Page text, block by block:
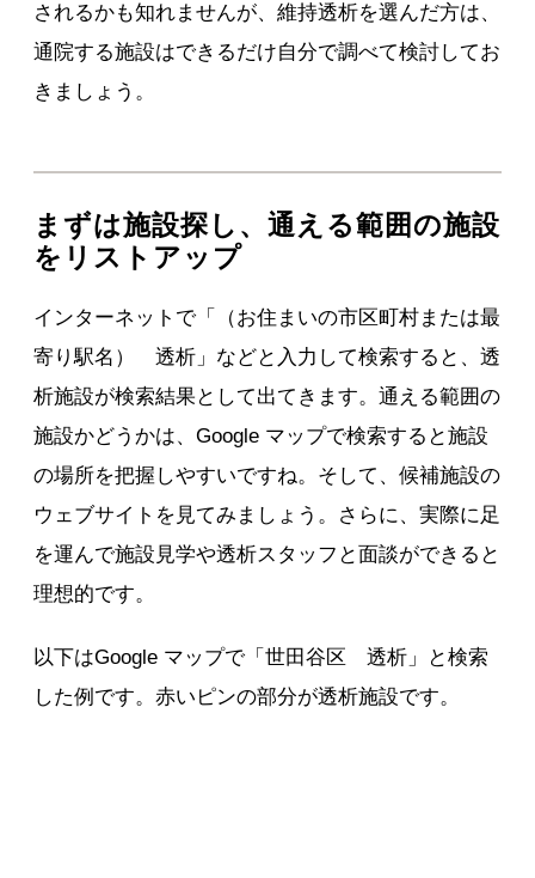
されるかも知れませんが、維持透析を選んだ方は、
通院する施設はできるだけ自分で調べて検討してお
きましょう。
まずは施設探し、通える範囲の施設
をリストアップ
インターネットで「（お住まいの市区町村または最
寄り駅名） 透析」などと入力して検索すると、透
析施設が検索結果として出てきます。通える範囲の
施設かどうかは、Google マップで検索すると施設
の場所を把握しやすいですね。そして、候補施設の
ウェブサイトを見てみましょう。さらに、実際に足
を運んで施設見学や透析スタッフと面談ができると
理想的です。
以下はGoogle マップで「世田谷区 透析」と検索
した例です。赤いピンの部分が透析施設です。